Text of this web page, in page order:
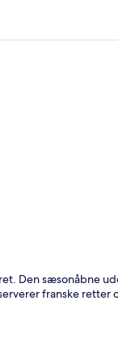
Den sæsonåbne
franske retter